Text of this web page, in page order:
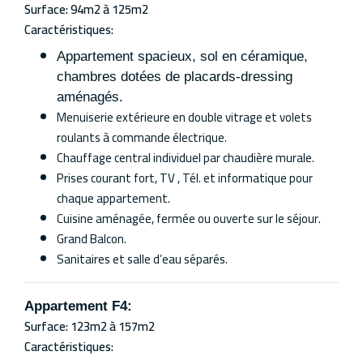
Surface: 94m2 à 125m2
Caractéristiques:
Appartement spacieux, sol en céramique,
chambres dotées de placards-dressing
aménagés.
Menuiserie extérieure en double vitrage et volets
roulants à commande électrique.
Chauffage central individuel par chaudière murale.
Prises courant fort, TV , Tél. et informatique pour
chaque appartement.
Cuisine aménagée, fermée ou ouverte sur le séjour.
Grand Balcon.
Sanitaires et salle d’eau séparés.
Appartement F4:
Surface: 123m2 à 157m2
Caractéristiques: